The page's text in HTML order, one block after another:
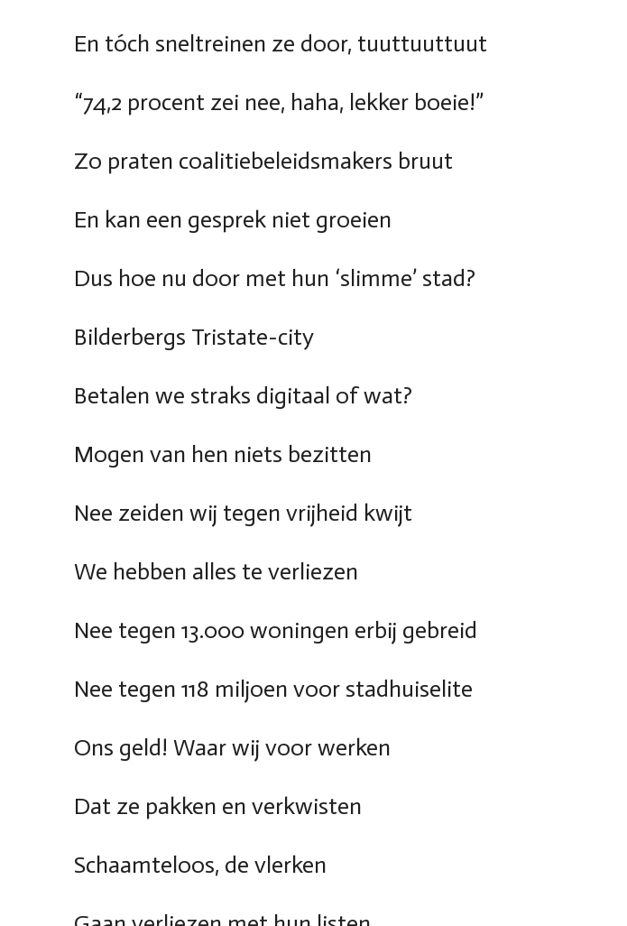
En tóch sneltreinen ze door, tuuttuuttuut
“74,2 procent zei nee, haha, lekker boeie!”
Zo praten coalitiebeleidsmakers bruut
En kan een gesprek niet groeien
Dus hoe nu door met hun ‘slimme’ stad?
Bilderbergs Tristate-city
Betalen we straks digitaal of wat?
Mogen van hen niets bezitten
Nee zeiden wij tegen vrijheid kwijt
We hebben alles te verliezen
Nee tegen 13.000 woningen erbij gebreid
Nee tegen 118 miljoen voor stadhuiselite
Ons geld! Waar wij voor werken
Dat ze pakken en verkwisten
Schaamteloos, de vlerken